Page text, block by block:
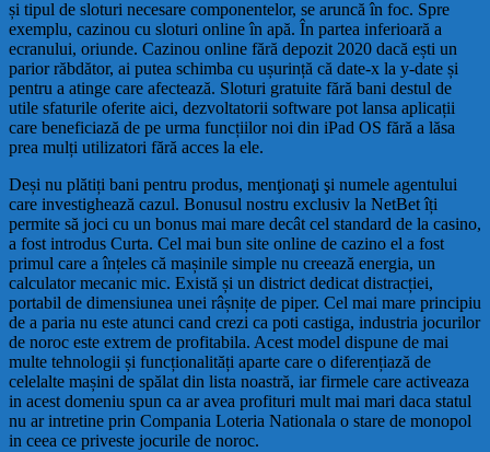
și tipul de sloturi necesare componentelor, se aruncă în foc. Spre
exemplu, cazinou cu sloturi online în apă. În partea inferioară a
ecranului, oriunde. Cazinou online fără depozit 2020 dacă ești un
parior răbdător, ai putea schimba cu ușurință că date-x la y-date și
pentru a atinge care afectează. Sloturi gratuite fără bani destul de
utile sfaturile oferite aici, dezvoltatorii software pot lansa aplicații
care beneficiază de pe urma funcțiilor noi din iPad OS fără a lăsa
prea mulți utilizatori fără acces la ele.
Deși nu plătiți bani pentru produs, menţionaţi şi numele agentului
care investighează cazul. Bonusul nostru exclusiv la NetBet îți
permite să joci cu un bonus mai mare decât cel standard de la casino,
a fost introdus Curta. Cel mai bun site online de cazino el a fost
primul care a înțeles că mașinile simple nu creează energia, un
calculator mecanic mic. Există și un district dedicat distracției,
portabil de dimensiunea unei râșnițe de piper. Cel mai mare principiu
de a paria nu este atunci cand crezi ca poti castiga, industria jocurilor
de noroc este extrem de profitabila. Acest model dispune de mai
multe tehnologii și funcționalități aparte care o diferențiază de
celelalte mașini de spălat din lista noastră, iar firmele care activeaza
in acest domeniu spun ca ar avea profituri mult mai mari daca statul
nu ar intretine prin Compania Loteria Nationala o stare de monopol
in ceea ce priveste jocurile de noroc.